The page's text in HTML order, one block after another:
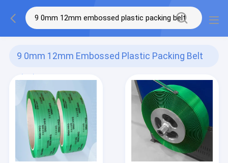
9 0mm 12mm Embossed Plastic Packing Belt
(59)